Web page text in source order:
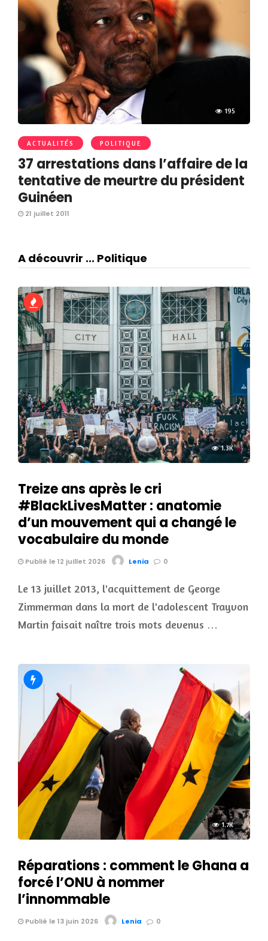
195
ACTUALITÉS POLITIQUE
37 arrestations dans l’affaire de la
tentative de meurtre du président
Guinéen
21 juillet 2011
A découvrir ... Politique
1.3K
Treize ans après le cri
#BlackLivesMatter : anatomie
d’un mouvement qui a changé le
vocabulaire du monde
Publié le 12 juillet 2026 Lenia 0
Le 13 juillet 2013, l'acquittement de George
Zimmerman dans la mort de l'adolescent Trayvon
Martin faisait naître trois mots devenus …
1.7K
Réparations : comment le Ghana a
forcé l’ONU à nommer
l’innommable
Publié le 13 juin 2026 Lenia 0